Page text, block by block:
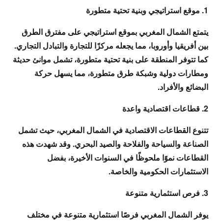
1. موقع استراتيجي وبنية تحتية متطورة
يتمتع الشمال المغربي بموقع استراتيجي على مفترق الطرق
بين أفريقيا وأوروبا، مما يجعله مركزًا للتجارة والتبادل التجاري.
كما تتوفر المنطقة على بنية تحتية متطورة، تشمل موانئ حديثة
ومطارات دولية وشبكة طرق متطورة، مما يسهل حركة
البضائع والأفراد.
2. قطاعات اقتصادية واعدة
تتنوع القطاعات الاقتصادية في الشمال المغربي، حيث تشمل
الصناعة والسياحة والفلاحة والصيد البحري. وقد شهدت هذه
القطاعات نموًا ملحوظًا في السنوات الأخيرة، بفضل
الاستثمارات الحكومية والخاصة.
3. فرص استثمارية متنوعة
يوفر الشمال المغربي فرصًا استثمارية متنوعة في مختلف